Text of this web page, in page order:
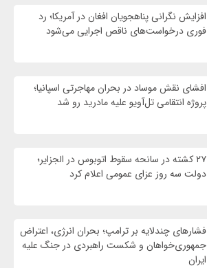
افزایش نگرانی پناهجویان افغان در آمریکا؛ رد
فوری درخواست‌های ناقص اجرایی می‌شود
افشای نقش موساد در بحران مهاجرتی اسپانیا؛
پروژه انتقامی تل‌آویو علیه مادرید رو شد
۲۷ کشته در سانحه سقوط اتوبوس در الجزایر؛
دولت سه روز عزای عمومی اعلام کرد
فشارهای چندلایه بر ترامپ؛ بحران انرژی، اعتراض
جمهوری‌خواهان و شکست راهبردی در جنگ علیه
ایران